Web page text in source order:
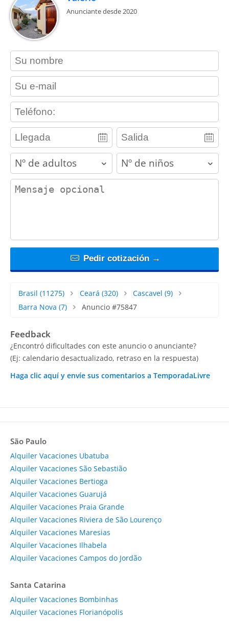
Anunciante desde 2020
contact_name
contact_email
contact_phone
adults children
contact_message
Pedir cotización →
Brasil (11275) Ceará (320) Cascavel (9)
Barra Nova (7) Anuncio #75847
Feedback
¿Encontró dificultades con este anuncio o anunciante?
(Ej: calendario desactualizado, retraso en la respuesta)
Haga clic aquí y envíe sus comentarios a TemporadaLivre
São Paulo
Alquiler Vacaciones Ubatuba
Alquiler Vacaciones São Sebastião
Alquiler Vacaciones Bertioga
Alquiler Vacaciones Guarujá
Alquiler Vacaciones Praia Grande
Alquiler Vacaciones Riviera de São Lourenço
Alquiler Vacaciones Maresias
Alquiler Vacaciones Ilhabela
Alquiler Vacaciones Campos do Jordão
Santa Catarina
Alquiler Vacaciones Bombinhas
Alquiler Vacaciones Florianópolis